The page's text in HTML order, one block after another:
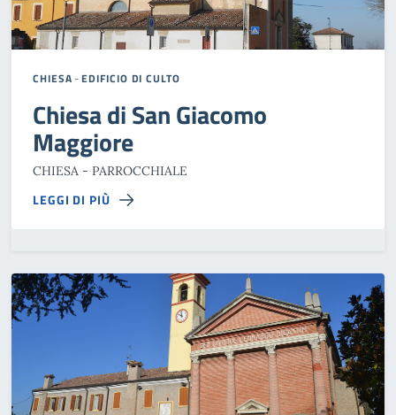
CHIESA - EDIFICIO DI CULTO
Chiesa di San Giacomo
Maggiore
CHIESA - PARROCCHIALE
LEGGI DI PIÙ